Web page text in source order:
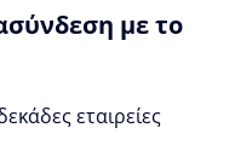
με το
εταιρείες